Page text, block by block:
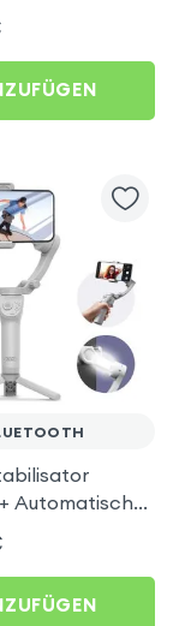
Klammer
- Schwarz
Automatisches
mit
Stativ - XO